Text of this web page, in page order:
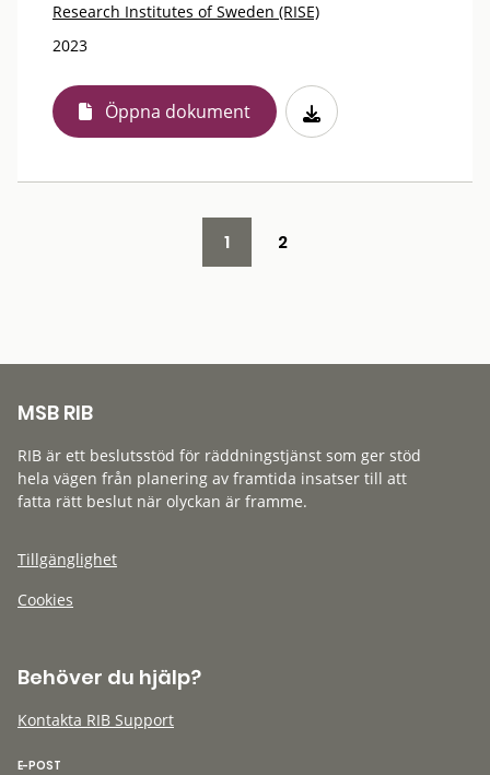
Research Institutes of Sweden (RISE)
2023
Öppna dokument
1 2
MSB RIB
RIB är ett beslutsstöd för räddningstjänst som ger stöd
hela vägen från planering av framtida insatser till att
fatta rätt beslut när olyckan är framme.
Tillgänglighet
Cookies
Behöver du hjälp?
Kontakta RIB Support
E-POST